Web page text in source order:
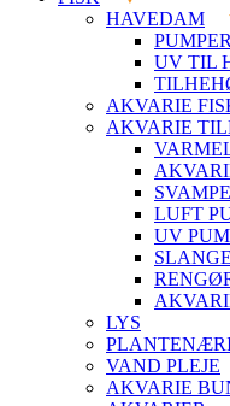
HAVEDAM
UV TIL
AKVARIE
AKVARIE
LUFT
UV
LYS
VAND PLEJE
AKVARIE